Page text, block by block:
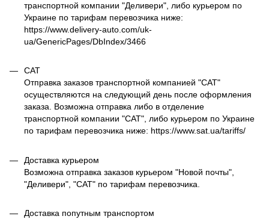
транспортной компании "Деливери", либо курьером по
Украине по тарифам перевозчика ниже:
https://www.delivery-auto.com/uk-
ua/GenericPages/DbIndex/3466
САТ
Отправка заказов транспортной компанией "САТ"
осуществляются на следующий день после оформления
заказа. Возможна отправка либо в отделение
транспортной компании "САТ", либо курьером по Украине
по тарифам перевозчика ниже: https://www.sat.ua/tariffs/
Доставка курьером
Возможна отправка заказов курьером "Новой почты",
"Деливери", "САТ" по тарифам перевозчика.
Доставка попутным транспортом